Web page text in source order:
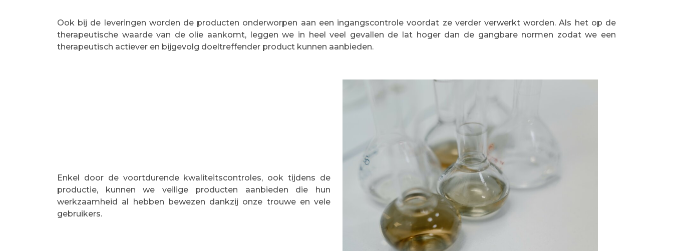
Ook bij de leveringen worden de producten onderworpen aan een ingangscontrole voordat ze verder verwerkt worden. Als het op de
therapeutische waarde van de olie aankomt, leggen we in heel veel gevallen de lat hoger dan de gangbare normen zodat we een
therapeutisch actiever en bijgevolg doeltreffender product kunnen aanbieden.
Enkel door de voortdurende kwaliteitscontroles, ook tijdens de
productie, kunnen we veilige producten aanbieden die hun
werkzaamheid al hebben bewezen dankzij onze trouwe en vele
gebruikers.